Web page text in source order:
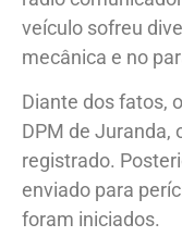
rádio
veículo sofreu
Diante dos fatos,
DPM de Juranda,
registrado.
enviado para